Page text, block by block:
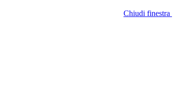
Chiudi finestra